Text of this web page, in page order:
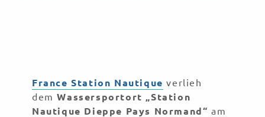
France Station Nautique verlieh
demWassersportort „Station
Nautique Dieppe Pays Normand“ am